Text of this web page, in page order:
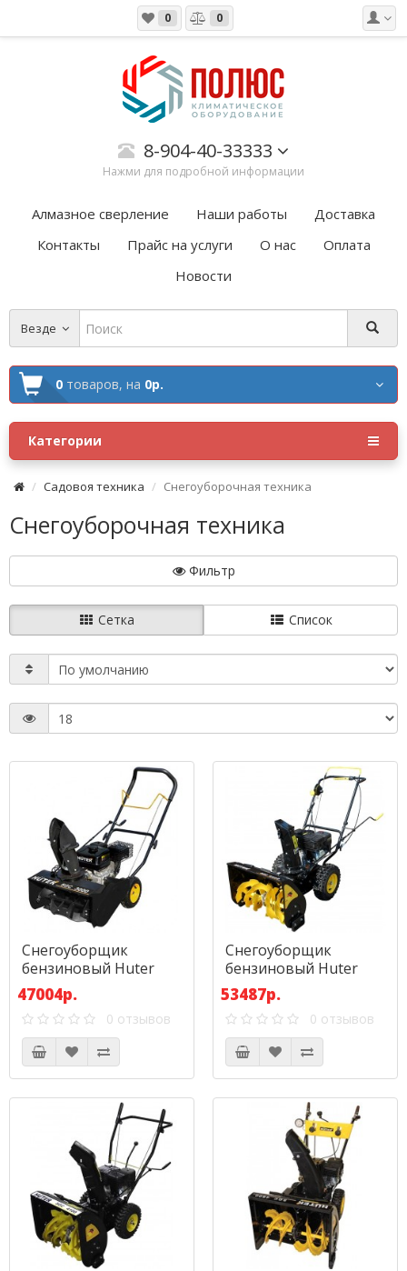
0 0
8-904-40-33333
Нажми для подробной информации
Алмазное сверление Наши работы
Доставка
Контакты
Прайс на услуги О нас
Оплата
Новости
Везде
0 товаров, на 0р.
Категории
Садовоя техника Снегоуборочная техника
Снегоуборочная техника
Фильтр
Сетка Список
Снегоуборщик
бензиновый Huter
SGC 3000
47004р.
0 отзывов
Снегоуборщик
бензиновый Huter
SGC 4000
53487р.
0 отзывов